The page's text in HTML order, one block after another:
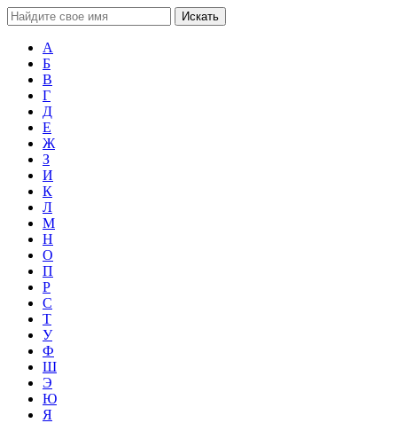
А
Б
В
Г
Д
Е
Ж
З
И
К
Л
М
Н
О
П
Р
С
Т
У
Ф
Ш
Э
Ю
Я